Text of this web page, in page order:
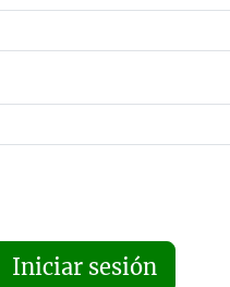
Iniciar sesión